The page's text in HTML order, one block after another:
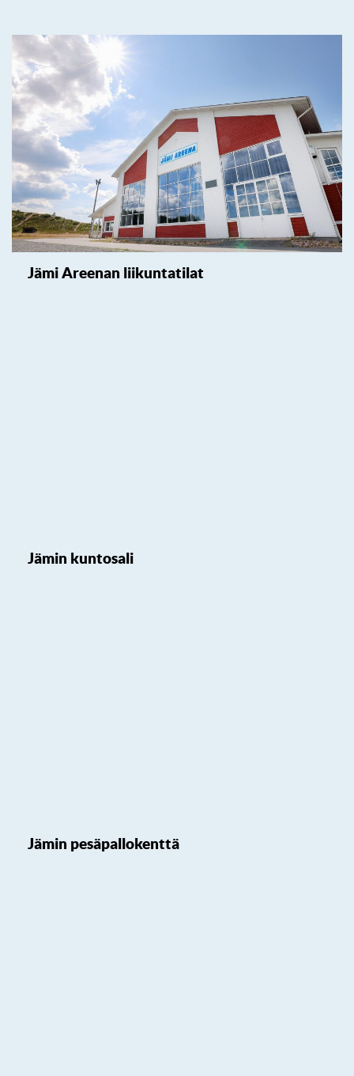
Jämi Areenan liikuntatilat
Jämin kuntosali
Jämin pesäpallokenttä